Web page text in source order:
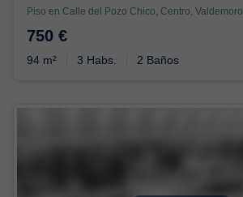
Piso en Calle del Pozo Chico, Centro, Valdemoro
750 €
94 m² 3 Habs. 2 Baños